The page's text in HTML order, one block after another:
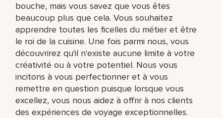
bouche, mais vous savez que vous êtes
beaucoup plus que cela. Vous souhaitez
apprendre toutes les ficelles du métier et être
le roi de la cuisine. Une fois parmi nous, vous
découvrirez qu'il n'existe aucune limite à votre
créativité ou à votre potentiel. Nous vous
incitons à vous perfectionner et à vous
remettre en question puisque lorsque vous
excellez, vous nous aidez à offrir à nos clients
des expériences de voyage exceptionnelles.